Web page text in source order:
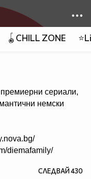
🪀CHILL ZONE
сериали,
немски
diemafamily/
СЛЕДВАЙ430